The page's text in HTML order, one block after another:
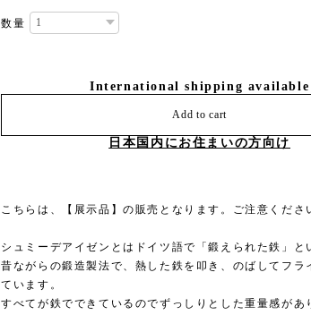
数量
International shipping available
Add to cart
日本国内にお住まいの方向け
こちらは、【展示品】の販売となります。ご注意くださ
シュミーデアイゼンとはドイツ語で「鍛えられた鉄」と
昔ながらの鍛造製法で、熱した鉄を叩き、のばしてフラ
ています。
すべてが鉄でできているのでずっしりとした重量感があ